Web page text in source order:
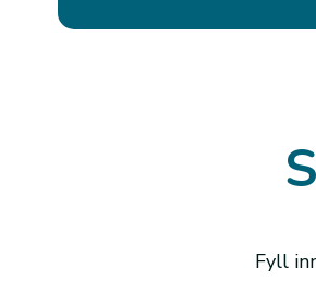
Fyll